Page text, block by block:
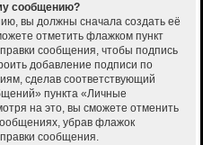
сообщению?
вы должны сначала создать её
отметить флажком пункт
сообщения, чтобы подпись
добавление подписи по
сделав соответствующий
пункта «Личные
на это, вы сможете отменить
убрав флажок
сообщения.